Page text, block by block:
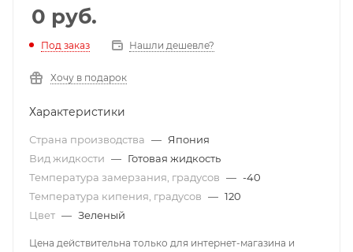
0 руб.
Под заказ Нашли дешевле?
Хочу в подарок
Характеристики
Страна производства — Япония
Вид жидкости — Готовая жидкость
Температура замерзания, градусов — -40
Температура кипения, градусов — 120
Цвет — Зеленый
Цена действительна только для интернет-магазина и